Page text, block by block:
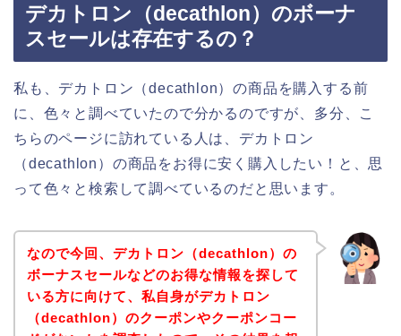
デカトロン（decathlon）のボーナ
スセールは存在するの？
私も、デカトロン（decathlon）の商品を購入する前
に、色々と調べていたので分かるのですが、多分、こ
ちらのページに訪れている人は、デカトロン
（decathlon）の商品をお得に安く購入したい！と、思
って色々と検索して調べているのだと思います。
なので今回、デカトロン（decathlon）の
ボーナスセールなどのお得な情報を探して
いる方に向けて、私自身がデカトロン
（decathlon）のクーポンやクーポンコー